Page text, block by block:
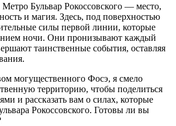
Бульвар Рокоссовского — место,
и магия. Здесь, под поверхностью
силы первой линии, которые
ночи. Они пронизывают каждый
таинственные события, оставляя
могущественного Фосэ, я смело
территорию, чтобы поделиться
и рассказать вам о силах, которые
Рокоссовского. Готовы ли вы